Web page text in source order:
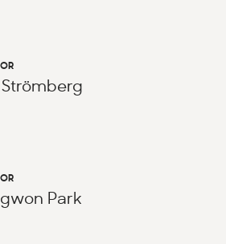
Strömberg
Park